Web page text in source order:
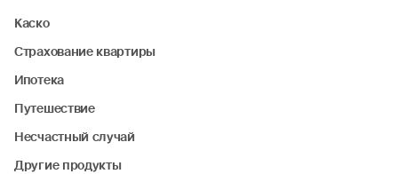
Каско
Страхование квартиры
Ипотека
Путешествие
Несчастный случай
Другие продукты